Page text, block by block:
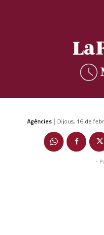
Agències | Dijous, 16 de
-